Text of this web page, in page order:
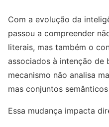
Com a evolução da
passou a compreender
literais, mas também o
associados à intenção de
mecanismo não analisa
mas conjuntos
Essa mudança impacta